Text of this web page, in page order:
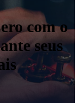
com o
seus